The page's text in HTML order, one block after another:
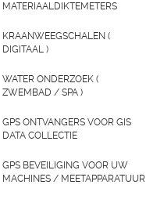
MATERIAALDIKTEMETERS
KRAANWEEGSCHALEN (
DIGITAAL )
WATER ONDERZOEK (
ZWEMBAD / SPA )
GPS ONTVANGERS VOOR GIS
DATA COLLECTIE
GPS BEVEILIGING VOOR UW
MACHINES / MEETAPPARATUUR